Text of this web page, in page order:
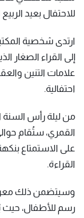
للاحتفال بعيد
ارتدى شخصية
إلى القراء الصغار
علامات التنين
احتفالية.
من ليلة رأس السنة
على الاستمتاع
القراءة.
رسم للأطفال، حيث